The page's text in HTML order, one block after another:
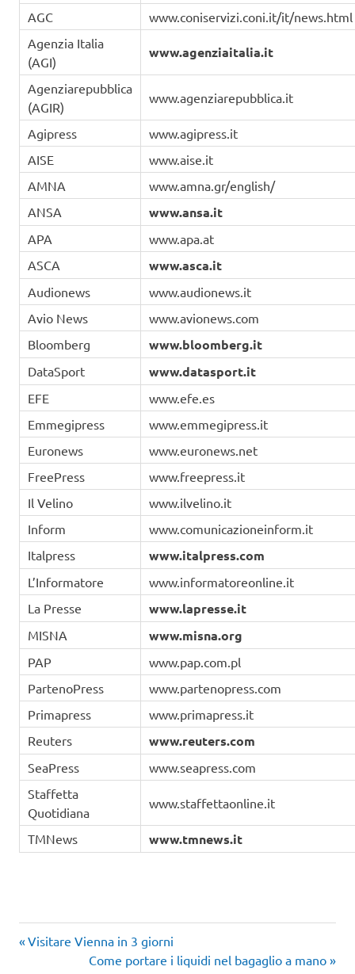
AGC
www.coniservizi.coni.it/it/news.html
Agenzia Italia
(AGI)
www.agenziaitalia.it
Agenziarepubblica
(AGIR)
www.agenziarepubblica.it
Agipress
www.agipress.it
AISE
www.aise.it
AMNA
www.amna.gr/english/
ANSA
www.ansa.it
APA
www.apa.at
ASCA
www.asca.it
Audionews
www.audionews.it
Avio News
www.avionews.com
Bloomberg
www.bloomberg.it
DataSport www.datasport.it
EFE
www.efe.es
Emmegipress
www.emmegipress.it
Euronews
www.euronews.net
FreePress
www.freepress.it
Il Velino
www.ilvelino.it
Inform
www.comunicazioneinform.it
Italpress
www.italpress.com
L’Informatore
www.informatoreonline.it
La Presse
www.lapresse.it
MISNA www.misna.org
PAP
www.pap.com.pl
PartenoPress
www.partenopress.com
Primapress
www.primapress.it
Reuters
www.reuters.com
SeaPress
www.seapress.com
Staffetta
Quotidiana
www.staffettaonline.it
TMNews www.tmnews.it
Navigazione
Articolo
precedente:
Visitare Vienna in 3 giorni
Articolo
Come portare i liquidi nel bagaglio a mano